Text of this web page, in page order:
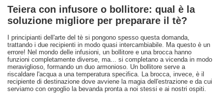
Teiera con infusore o bollitore: qual è la
soluzione migliore per preparare il tè?
I principianti dell'arte del tè si pongono spesso questa domanda,
trattando i due recipienti in modo quasi intercambiabile. Ma questo è un
errore! Nel mondo delle infusioni, un bollitore e una brocca hanno
funzioni completamente diverse, ma... si completano a vicenda in modo
meraviglioso, formando un duo armonioso. Un bollitore serve a
riscaldare l'acqua a una temperatura specifica. La brocca, invece, è il
recipiente di destinazione dove avviene la magia dell'estrazione e da cui
serviamo con orgoglio la bevanda pronta a noi stessi e ai nostri ospiti.